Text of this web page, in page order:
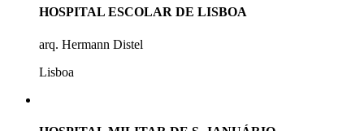
HOSPITAL ESCOLAR DE LISBOA
arq. Hermann Distel
Lisboa